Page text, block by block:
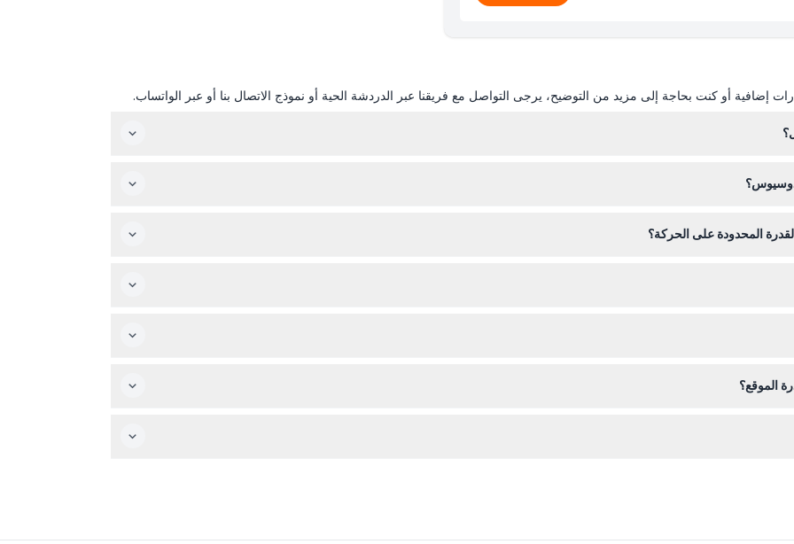
إضافية أو كنت بحاجة إلى مزيد من التوضيح، يرجى التواصل مع فريقنا عبر الدردشة الحية أو نموذج الاتصال بنا أو عبر الواتساب.
المحدودة على الحركة؟
الموقع؟